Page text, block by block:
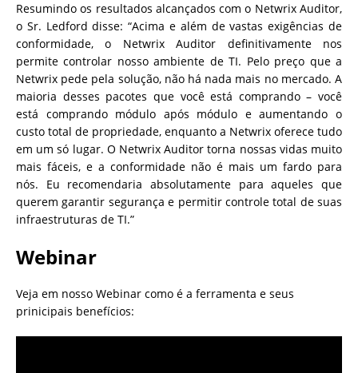
Resumindo os resultados alcançados com o Netwrix Auditor,
o Sr. Ledford disse: “Acima e além de vastas exigências de
conformidade, o Netwrix Auditor definitivamente nos
permite controlar nosso ambiente de TI. Pelo preço que a
Netwrix pede pela solução, não há nada mais no mercado. A
maioria desses pacotes que você está comprando – você
está comprando módulo após módulo e aumentando o
custo total de propriedade, enquanto a Netwrix oferece tudo
em um só lugar. O Netwrix Auditor torna nossas vidas muito
mais fáceis, e a conformidade não é mais um fardo para
nós. Eu recomendaria absolutamente para aqueles que
querem garantir segurança e permitir controle total de suas
infraestruturas de TI.”
Webinar
Veja em nosso Webinar como é a ferramenta e seus
prinicipais benefícios: